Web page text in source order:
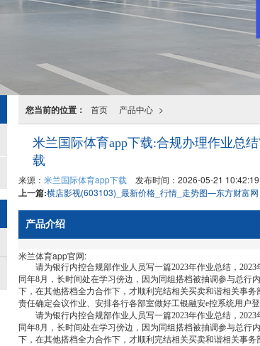
您当前的位置： 首页 >
产品中心
米兰国际体育app下载:合规办理作业总
载
来源： 米兰国际体育app下载 发布时间：2026-05-21 10:42:19
上一篇:横店影视(603103)_最新价格_行情_走势图—东方财富网
产品介绍
米兰体育app官网:
请为银行内控合规部作业人员写一篇2023年作业总结，2023
同年8月，长时间处在学习傍边，因为同组搭档被抽调参与总
下，在其他搭档全力合作下，才顺利完结相关买卖和谐相关事
责任确定会议作业、安排各行各部室做好工银融安e控系统用户
请为银行内控合规部作业人员写一篇2023年作业总结，2023
同年8月，长时间处在学习傍边，因为同组搭档被抽调参与总
下，在其他搭档全力合作下，才顺利完结相关买卖和谐相关事